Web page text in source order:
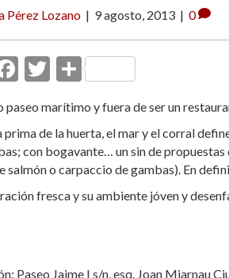
Pérez Lozano | 9 agosto, 2013 | 0
F
e
b
o
o
T
itt
er
C
m
p
ar
ti
paseo marítimo y fuera de ser un
de la huerta, el mar y el corral
con bogavante… un sin de
salmón o carpaccio de gambas). En
fresca y su ambiente jóven y
Paseo Jaime I s/n, esq. Joan Miarnau